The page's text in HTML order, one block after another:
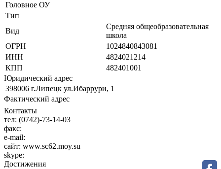
Головное ОУ
Тип
Вид
Средняя общеобразовательная
школа
ОГРН
1024840843081
ИНН
4824021214
КПП
482401001
Юридический адрес
398006 г.Липецк ул.Ибаррури, 1
Фактический адрес
Контакты
тел: (0742)-73-14-03
факс:
e-mail:
сайт: www.sc62.moy.su
skype:
Достижения